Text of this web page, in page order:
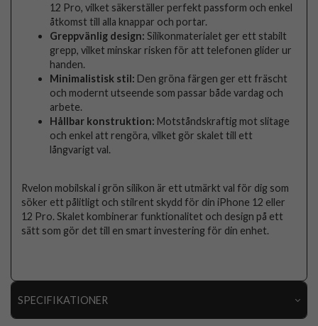
12 Pro, vilket säkerställer perfekt passform och enkel
åtkomst till alla knappar och portar.
Greppvänlig design: Silikonmaterialet ger ett stabilt
grepp, vilket minskar risken för att telefonen glider ur
handen.
Minimalistisk stil: Den gröna färgen ger ett fräscht
och modernt utseende som passar både vardag och
arbete.
Hållbar konstruktion: Motståndskraftig mot slitage
och enkel att rengöra, vilket gör skalet till ett
långvarigt val.
Rvelon mobilskal i grön silikon är ett utmärkt val för dig som
söker ett pålitligt och stilrent skydd för din iPhone 12 eller
12 Pro. Skalet kombinerar funktionalitet och design på ett
sätt som gör det till en smart investering för din enhet.
SPECIFIKATIONER